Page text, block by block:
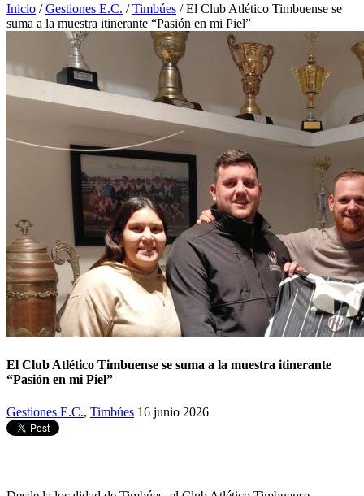
Inicio /Gestiones E.C. /Timbúes /El Club Atlético Timbuense se
suma a la muestra itinerante “Pasión en mi Piel”
El Club Atlético Timbuense se suma a la muestra itinerante
“Pasión en mi Piel”
Gestiones E.C., Timbúes 16 junio 2026